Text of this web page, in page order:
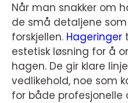
Når man snakker om
de små detaljene
forskjellen. Hageringer
estetisk løsning for å
hagen. De gir klare
vedlikehold, noe som
for både profesjonelle